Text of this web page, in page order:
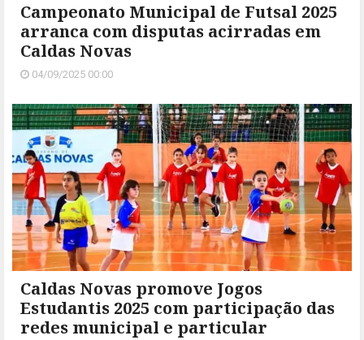
Campeonato Municipal de Futsal 2025
arranca com disputas acirradas em
Caldas Novas
04/09/2025 00:00
Caldas Novas promove Jogos
Estudantis 2025 com participação das
redes municipal e particular